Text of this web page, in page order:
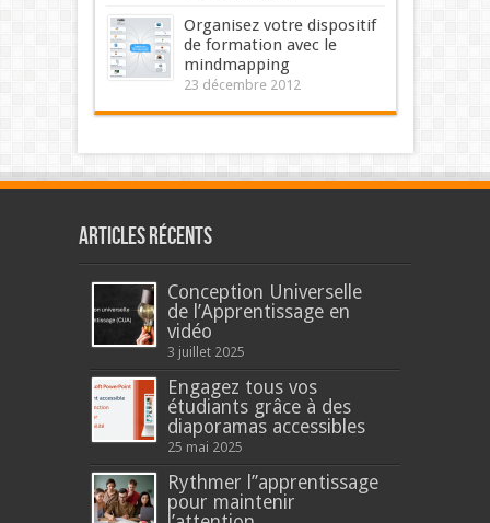
Organisez votre dispositif
de formation avec le
mindmapping
23 décembre 2012
Articles récents
Conception Universelle
de l’Apprentissage en
vidéo
3 juillet 2025
Engagez tous vos
étudiants grâce à des
diaporamas accessibles
25 mai 2025
Rythmer l’’apprentissage
pour maintenir